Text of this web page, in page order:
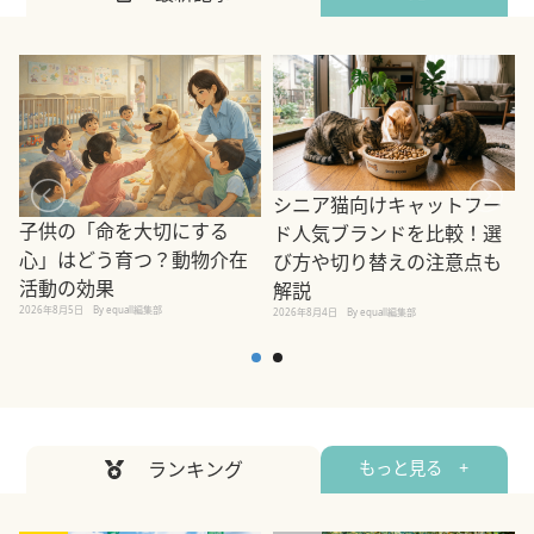
子供の「命を大切にする
心」はどう育つ？動物介在
活動の効果
2026年8月5日 By equall編集部
シニア猫向けキャットフー
ド人気ブランドを比較！選
び方や切り替えの注意点も
解説
2026年8月4日 By equall編集部
ランキング もっと見る +